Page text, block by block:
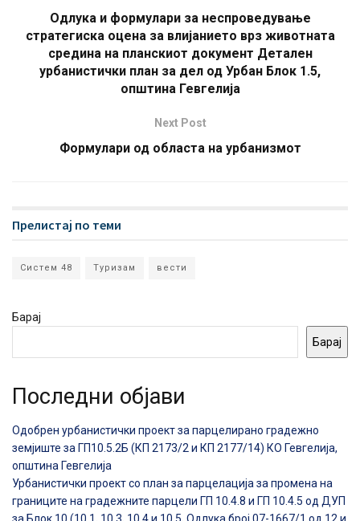
Одлука и формулари за неспроведување
стратегиска оцена за влијанието врз животната
средина на планскиот документ Детален
урбанистички план за дел од Урбан Блок 1.5,
општина Гевгелија
Next Post
Формулари од областа на урбанизмот
Прелистај по теми
Систем 48 Туризам вести
Барај
Барај
Последни објави
Одобрен урбанистички проект за парцелирано градежно
земјиште за ГП10.5.2Б (КП 2173/2 и КП 2177/14) КО Гевгелија,
општина Гевгелија
Урбанистички проект со план за парцелација за промена на
границите на градежните парцели ГП 10.4.8 и ГП 10.4.5 од ДУП